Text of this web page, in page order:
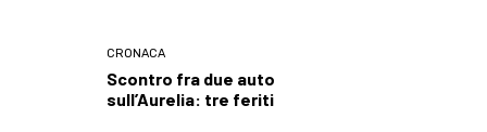
CRONACA
Scontro fra due auto
sull’Aurelia: tre feriti